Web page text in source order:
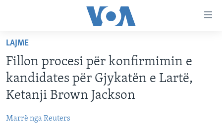
faqen
kryesore
Kalo
tek
faqja
Kalo
FAQJA KRYESORE
KATEGORITË
AMERIKA
EVROPA
DITARI
Learning English
LAJME
Fillon procesi për konfirmimin e
kandidates për Gjykatën e Lartë,
Ketanji Brown Jackson
Marrë nga Reuters